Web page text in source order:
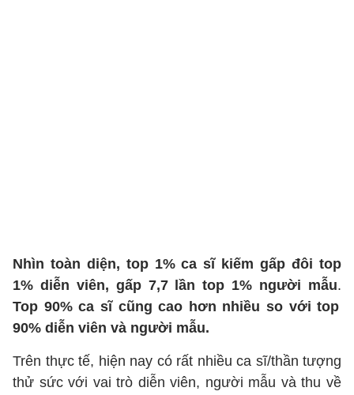
Nhìn toàn diện, top 1% ca sĩ kiếm gấp đôi top
1% diễn viên, gấp 7,7 lần top 1% người mẫu.
Top 90% ca sĩ cũng cao hơn nhiều so với top
90% diễn viên và người mẫu.
Trên thực tế, hiện nay có rất nhiều ca sĩ/thần tượng
thử sức với vai trò diễn viên, người mẫu và thu về